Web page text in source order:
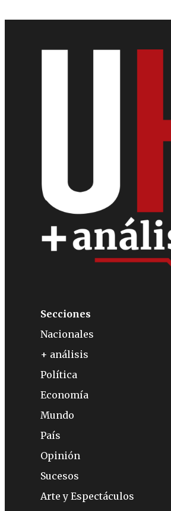
Secciones
Nacionales
+ análisis
Política
Economía
Mundo
País
Opinión
Sucesos
Arte y Espectáculos